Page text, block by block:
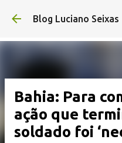
Pular para o
Blog Luciano Seixas
Bahia: Para
ação que
soldado foi